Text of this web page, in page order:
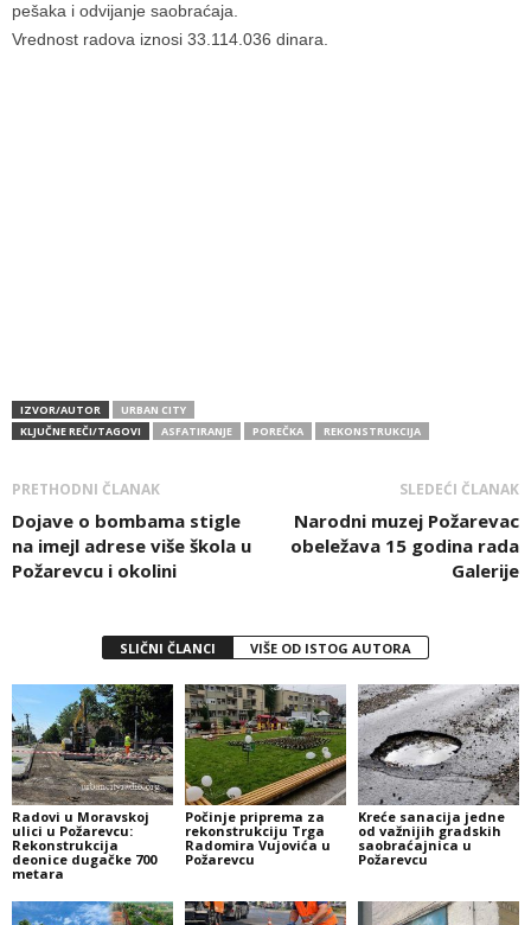
pešaka i odvijanje saobraćaja.
Vrednost radova iznosi 33.114.036 dinara.
IZVOR/AUTOR
URBAN CITY
KLJUČNE REČI/TAGOVI
ASFATIRANJE POREČKA REKONSTRUKCIJA
PRETHODNI ČLANAK
Dojave o bombama stigle
na imejl adrese više škola u
Požarevcu i okolini
SLEDEĆI ČLANAK
Narodni muzej Požarevac
obeležava 15 godina rada
Galerije
SLIČNI ČLANCI VIŠE OD ISTOG AUTORA
Radovi u Moravskoj
ulici u Požarevcu:
Rekonstrukcija
deonice dugačke 700
metara
Počinje priprema za
rekonstrukciju Trga
Radomira Vujovića u
Požarevcu
Kreće sanacija jedne
od važnijih gradskih
saobraćajnica u
Požarevcu